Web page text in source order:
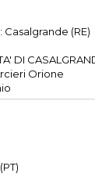
(RE)
DI
Orione